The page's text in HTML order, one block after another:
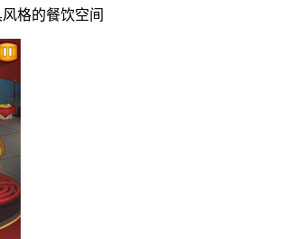
格的餐饮空间